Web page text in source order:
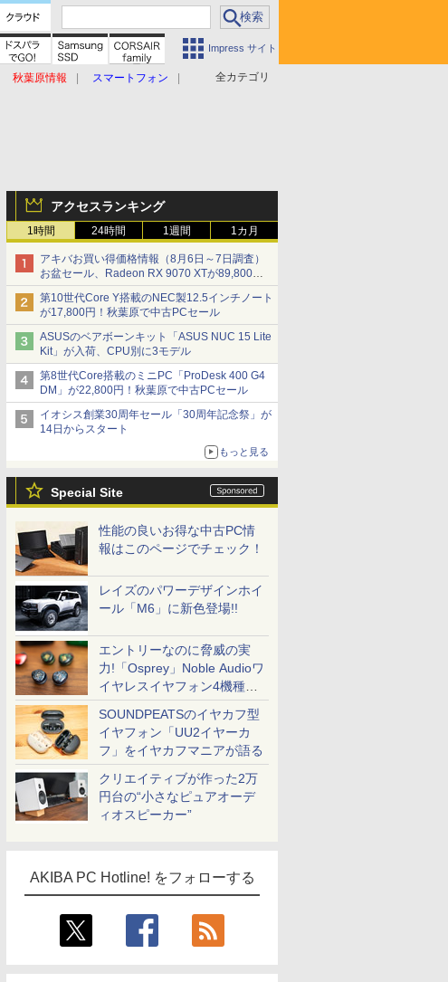
Impress サイト
全カテゴリ
秋葉原情報
スマートフォン
アクセスランキング
1時間 24時間 1週間 1カ月
アキバお買い得価格情報（8月6日～7日調査）
お盆セール、Radeon RX 9070 XTが89,800
円、水平周波数24.8kHz対応の17型モニターが
9,801円、暑さ指数連動セール ほか
第10世代Core Y搭載のNEC製12.5インチノート
が17,800円！秋葉原で中古PCセール
ASUSのベアボーンキット「ASUS NUC 15 Lite
Kit」が入荷、CPU別に3モデル
第8世代Core搭載のミニPC「ProDesk 400 G4
DM」が22,800円！秋葉原で中古PCセール
イオシス創業30周年セール「30周年記念祭」が
14日からスタート
もっと見る
Special Site
性能の良いお得な中古PC情
報はこのページでチェック！
レイズのパワーデザインホイ
ール「M6」に新色登場!!
エントリーなのに脅威の実
力!「Osprey」Noble Audioワ
イヤレスイヤフォン4機種を
一気に聴く
SOUNDPEATSのイヤカフ型
イヤフォン「UU2イヤーカ
フ」をイヤカフマニアが語る
クリエイティブが作った2万
円台の“小さなピュアオーデ
ィオスピーカー”
AKIBA PC Hotline! をフォローする